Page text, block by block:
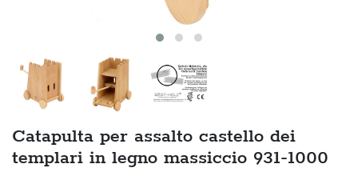
Catapulta per assalto castello dei
templari in legno massiccio 931-1000